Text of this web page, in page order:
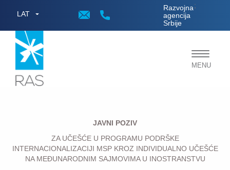
LAT
Razvojna
agencija
Srbije
;
Toggle
MENU
JAVNI POZIV
ZA UČEŠĆE U PROGRAMU PODRŠKE
INTERNACIONALIZACIJI MSP KROZ INDIVIDUALNO UČEŠĆE
NA MEĐUNARODNIM SAJMOVIMA U INOSTRANSTVU